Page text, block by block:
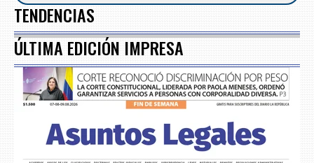
TENDENCIAS
ÚLTIMA EDICIÓN IMPRESA